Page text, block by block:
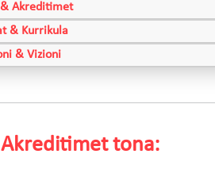
Akreditimet
& Kurrikula
& Vizioni
tona: